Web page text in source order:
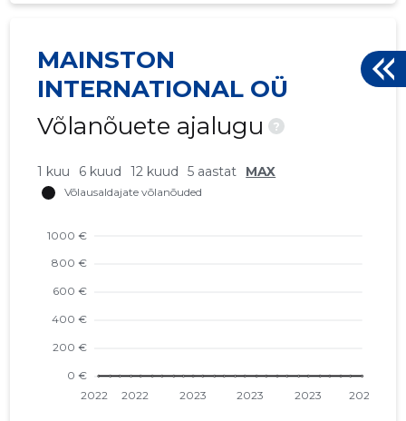
MAINSTON
INTERNATIONAL OÜ
Võlanõuete ajalugu
?
1 kuu 6 kuud 12 kuud 5 aastat MAX